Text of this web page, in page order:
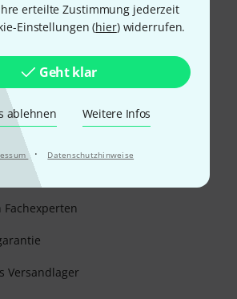
erteilte Zustimmung jederzeit
Einstellungen (hier) widerrufen.
Geht klar
ablehnen Weitere Infos
· Datenschutzhinweise
und sicher per Nachnahme,
Pay,Klarna Sofort bezahlen
Garantie
Garantie
Versandlager